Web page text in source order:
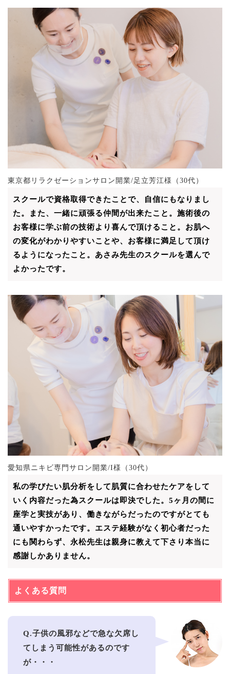
東京都リラクゼーションサロン開業/足立芳江様（30代）
スクールで資格取得できたことで、自信にもなりまし
た。また、一緒に頑張る仲間が出来たこと。施術後の
お客様に学ぶ前の技術より喜んで頂けること。お肌へ
の変化がわかりやすいことや、お客様に満足して頂け
るようになったこと。あさみ先生のスクールを選んで
よかったです。
愛知県ニキビ専門サロン開業/I様（30代）
私の学びたい肌分析をして肌質に合わせたケアをして
いく内容だった為スクールは即決でした。5ヶ月の間に
座学と実技があり、働きながらだったのですがとても
通いやすかったです。エステ経験がなく初心者だった
にも関わらず、永松先生は親身に教えて下さり本当に
感謝しかありません。
よくある質問
Q.子供の風邪などで急な欠席し
てしまう可能性があるのです
が・・・